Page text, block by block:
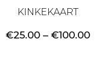
KINKEKAART
€25.00 – €100.00Price